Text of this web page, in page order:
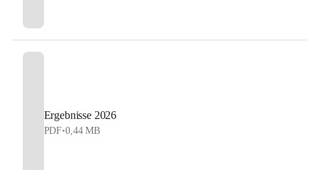
Ergebnisse 2026
PDF•0,44 MB